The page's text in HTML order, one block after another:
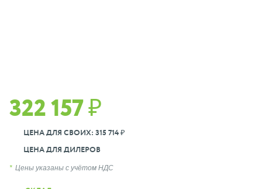
322 157 ₽
ЦЕНА ДЛЯ СВОИХ: 315 714 ₽
ЦЕНА ДЛЯ ДИЛЕРОВ
Цены указаны с учётом НДС